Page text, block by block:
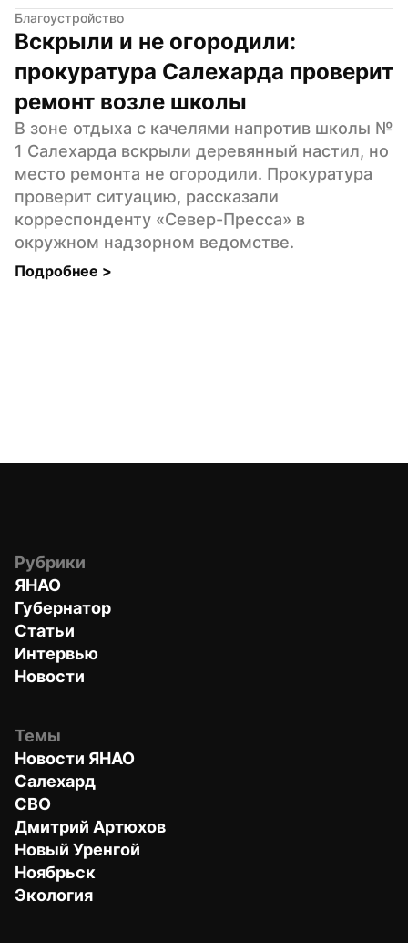
Благоустройство
Вскрыли и не огородили:
прокуратура Салехарда проверит
ремонт возле школы
В зоне отдыха с качелями напротив школы №
1 Салехарда вскрыли деревянный настил, но
место ремонта не огородили. Прокуратура
проверит ситуацию, рассказали
корреспонденту «Север-Пресса» в
окружном надзорном ведомстве.
Подробнее >
Рубрики
ЯНАО
Губернатор
Статьи
Интервью
Новости
Темы
Новости ЯНАО
Салехард
СВО
Дмитрий Артюхов
Новый Уренгой
Ноябрьск
Экология